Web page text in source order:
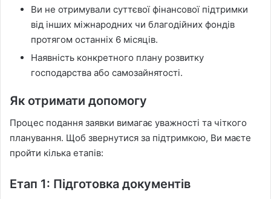
Ви не отримували суттєвої фінансової підтримки
від інших міжнародних чи благодійних фондів
протягом останніх 6 місяців.
Наявність конкретного плану розвитку
господарства або самозайнятості.
Як отримати допомогу
Процес подання заявки вимагає уважності та чіткого
планування. Щоб звернутися за підтримкою, Ви маєте
пройти кілька етапів:
Етап 1: Підготовка документів